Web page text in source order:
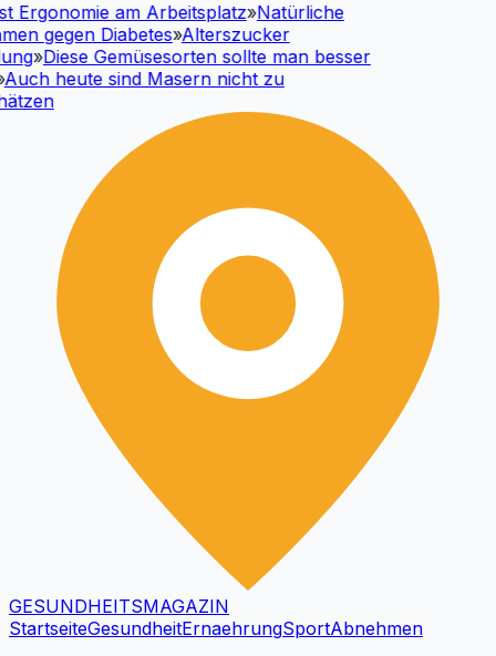
am Arbeitsplatz»Natürliche
gegen Diabetes»Alterszucker
»Diese Gemüsesorten sollte man besser
heute sind Masern nicht zu
GESUNDHEITSMAGAZIN
StartseiteGesundheitErnaehrungSportAbnehmen